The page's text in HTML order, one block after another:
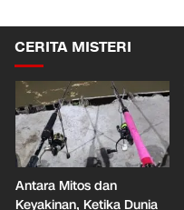
CERITA MISTERI
Antara Mitos dan
Keyakinan, Ketika Dunia